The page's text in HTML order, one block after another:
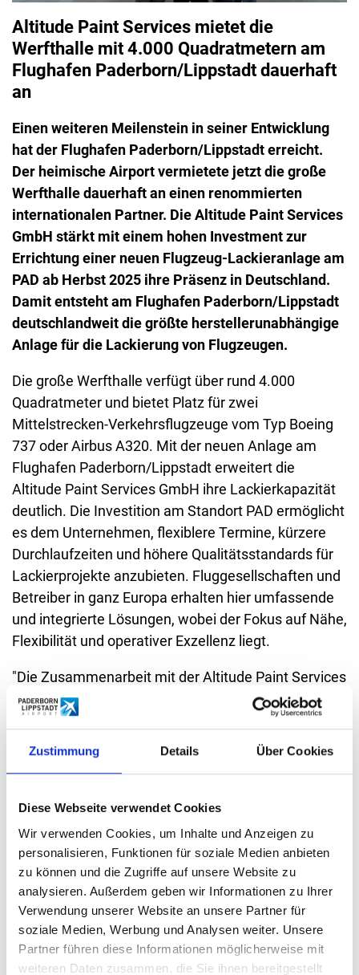
Zustimmung Details Über Cookies
Diese Webseite verwendet Cookies
Wir verwenden Cookies, um Inhalte und Anzeigen zu
personalisieren, Funktionen für soziale Medien anbieten
zu können und die Zugriffe auf unsere Website zu
analysieren. Außerdem geben wir Informationen zu Ihrer
Verwendung unserer Website an unsere Partner für
soziale Medien, Werbung und Analysen weiter. Unsere
Partner führen diese Informationen möglicherweise mit
weiteren Daten zusammen, die Sie ihnen bereitgestellt
Altitude Paint Services mietet die
Werfthalle mit 4.000 Quadratmetern am
Flughafen Paderborn/Lippstadt dauerhaft
an
Einen weiteren Meilenstein in seiner Entwicklung
hat der Flughafen Paderborn/Lippstadt erreicht.
Der heimische Airport vermietete jetzt die große
Werfthalle dauerhaft an einen renommierten
internationalen Partner. Die Altitude Paint Services
GmbH stärkt mit einem hohen Investment zur
Errichtung einer neuen Flugzeug-Lackieranlage am
PAD ab Herbst 2025 ihre Präsenz in Deutschland.
Damit entsteht am Flughafen Paderborn/Lippstadt
deutschlandweit die größte herstellerunabhängige
Anlage für die Lackierung von Flugzeugen.
Die große Werfthalle verfügt über rund 4.000
Quadratmeter und bietet Platz für zwei
Mittelstrecken-Verkehrsflugzeuge vom Typ Boeing
737 oder Airbus A320. Mit der neuen Anlage am
Flughafen Paderborn/Lippstadt erweitert die
Altitude Paint Services GmbH ihre Lackierkapazität
deutlich. Die Investition am Standort PAD ermöglicht
es dem Unternehmen, flexiblere Termine, kürzere
Durchlaufzeiten und höhere Qualitätsstandards für
Lackierprojekte anzubieten. Fluggesellschaften und
Betreiber in ganz Europa erhalten hier umfassende
und integrierte Lösungen, wobei der Fokus auf Nähe,
Flexibilität und operativer Exzellenz liegt.
"Die Zusammenarbeit mit der Altitude Paint Services
GmbH stärkt die Position unseres Flughafens. Dabei
haben wir den gesamten Airport Campus im Blick,
der von zusätzlichem Verkehr und neuen
Arbeitsplätzen profitieren wird. Neben dem
Geschäftsreisen, Fracht und Allgemeine Luftfahrt
legen wir großes Augenmerk auf die kontinuierliche
Weiterentwicklung des Standortes. Dazu gehört
auch das direkt benachbarte Gewerbegebiet mit
vielen leistungsstarken Unternehmen", betonen
Aufsichtsratsvorsitzender, Landrat Christoph Rüther
und Geschäftsführer Roland Hüser für den
Flughafen.